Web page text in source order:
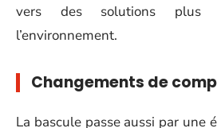
vers des solutions plus
l’environnement.
Changements de
La bascule passe aussi par une